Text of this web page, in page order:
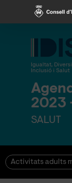
Igualtat,
Inclusió i Salut
2023
SALUT
Activitats adults